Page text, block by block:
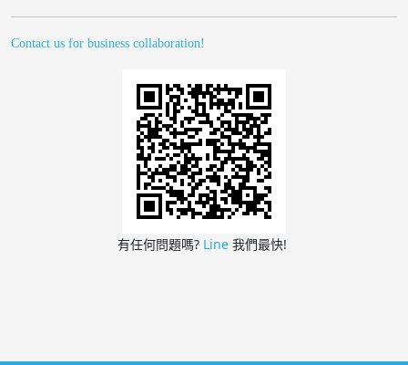
Contact us for business collaboration!
有任何問題嗎? Line 我們最快!